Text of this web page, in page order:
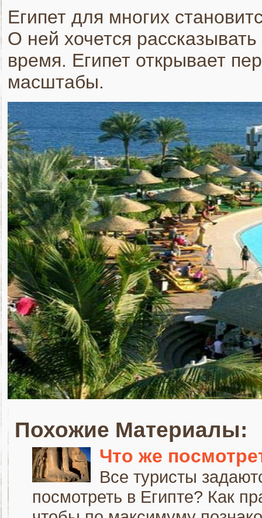
Египет для многих
О ней хочется
время. Египет открывает
масштабы.
Похожие Материалы:
Что же
Все туристы
посмотреть в Египте? Как